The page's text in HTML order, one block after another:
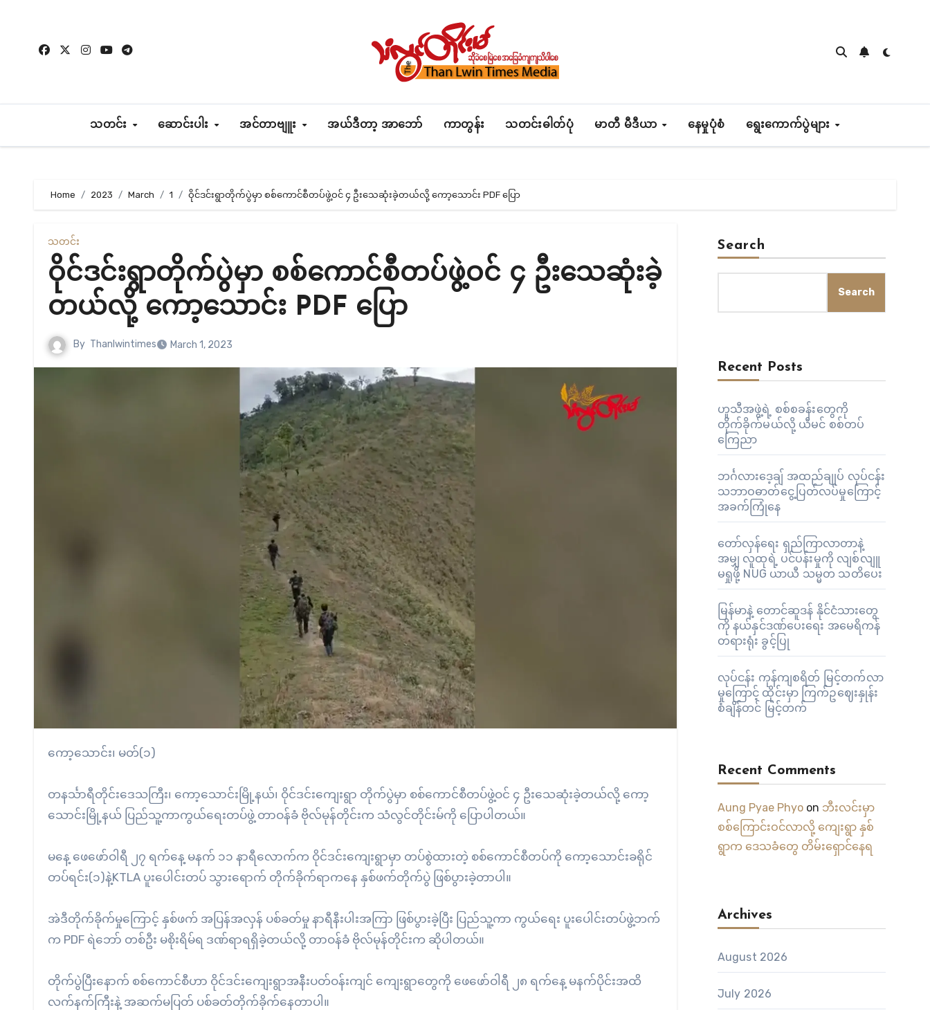
content
သတင်း ဆောင်းပါး အင်တာဗျူး အယ်ဒီတာ့ အာဘော် ကာတွန်း သတင်းဓါတ်ပုံ မာတီ မီဒီယာ နေမှုပုံစံ ရွေးကောက်ပွဲများ
Home 2023 March 1 ဝိုင်ဒင်းရွာတိုက်ပွဲမှာ စစ်ကောင်စီတပ်ဖွဲ့ဝင် ၄ ဦးသေဆုံးခဲ့တယ်လို့ ကော့သောင်း PDF ပြော
သတင်း
ဝိုင်ဒင်းရွာတိုက်ပွဲမှာ စစ်ကောင်စီတပ်ဖွဲ့ဝင် ၄ ဦးသေဆုံးခဲ့
တယ်လို့ ကော့သောင်း PDF ပြော
By Thanlwintimes March 1, 2023
ကော့သောင်း၊ မတ်(၁)
တနင်္သာရီတိုင်းဒေသကြီး၊ ကော့သောင်းမြို့နယ်၊ ဝိုင်ဒင်းကျေးရွာ တိုက်ပွဲမှာ စစ်ကောင်စီတပ်ဖွဲ့ဝင် ၄ ဦးသေဆုံးခဲ့တယ်လို့ ကော့
သောင်းမြို့နယ် ပြည်သူ့ကာကွယ်ရေးတပ်ဖွဲ့ တာဝန်ခံ ဗိုလ်မုန်တိုင်းက သံလွင်တိုင်းမ်ကို ပြောပါတယ်။
မနေ့ ဖေဖော်ဝါရီ ၂၇ ရက်နေ့ မနက် ၁၁ နာရီလောက်က ဝိုင်ဒင်းကျေးရွာမှာ တပ်စွဲထားတဲ့ စစ်ကောင်စီတပ်ကို ကော့သောင်းခရိုင်
တပ်ရင်း(၁)နဲ့KTLA ပူးပေါင်းတပ် သွားရောက် တိုက်ခိုက်ရာကနေ နှစ်ဖက်တိုက်ပွဲ ဖြစ်ပွားခဲ့တာပါ။
အဲဒီတိုက်ခိုက်မှုကြောင့် နှစ်ဖက် အပြန်အလှန် ပစ်ခတ်မှု နာရီနီးပါးအကြာ ဖြစ်ပွားခဲ့ပြီး ပြည်သူ့ကာ ကွယ်ရေး ပူးပေါင်းတပ်ဖွဲ့ဘက်
က PDF ရဲဘော် တစ်ဦး မစိုးရိမ်ရ ဒဏ်ရာရရှိခဲ့တယ်လို့ တာဝန်ခံ ဗိုလ်မုန်တိုင်းက ဆိုပါတယ်။
တိုက်ပွဲပြီးနောက် စစ်ကောင်စီဟာ ဝိုင်ဒင်းကျေးရွာအနီးပတ်ဝန်းကျင် ကျေးရွာတွေကို ဖေဖော်ဝါရီ ၂၈ ရက်နေ့ မနက်ပိုင်းအထိ
လက်နက်ကြီးနဲ့ အဆက်မပြတ် ပစ်ခတ်တိုက်ခိုက်နေတာပါ။
Search
Search
Recent Posts
ဟူသီအဖွဲ့ရဲ့ စစ်စခန်းတွေကို
တိုက်ခိုက်မယ်လို့ ယီမင် စစ်တပ်
ကြေညာ
ဘင်္ဂလားဒေ့ချ် အထည်ချုပ် လုပ်ငန်း
သဘာဝဓာတ်ငွေ့ပြတ်လပ်မှုကြောင့်
အခက်ကြုံနေ
တော်လှန်ရေး ရှည်ကြာလာတာနဲ့
အမျှ လူထုရဲ့ ပင်ပန်းမှုကို လျစ်လျူ
မရှုဖို့ NUG ယာယီ သမ္မတ သတိပေး
မြန်မာနဲ့ တောင်ဆူဒန် နိုင်ငံသားတွေ
ကို နယ်နှင်ဒဏ်ပေးရေး အမေရိကန်
တရားရုံး ခွင့်ပြု
လုပ်ငန်း ကုန်ကျစရိတ် မြင့်တက်လာ
မှုကြောင့် ထိုင်းမှာ ကြက်ဥဈေးနှုန်း
စံချိန်တင် မြင့်တက်
Recent Comments
Aung Pyae Phyoon ဘီးလင်းမှာ
စစ်ကြောင်းဝင်လာလို့ ကျေးရွာ နှစ်
ရွာက ဒေသခံတွေ တိမ်းရှောင်နေရ
Archives
August 2026
July 2026